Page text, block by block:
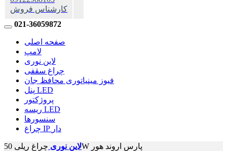
کارشناس فروش
021-36059872
صفحه اصلی
لامپ
لاین نوری
چراغ سقفی
فیوز مینیاتوری محافظ جان
پنل LED
پروژکتور
ریسه LED
سنسورها
چراغ IP دار
لاین نوری چراغ ریلی 50W پارس اروند هور